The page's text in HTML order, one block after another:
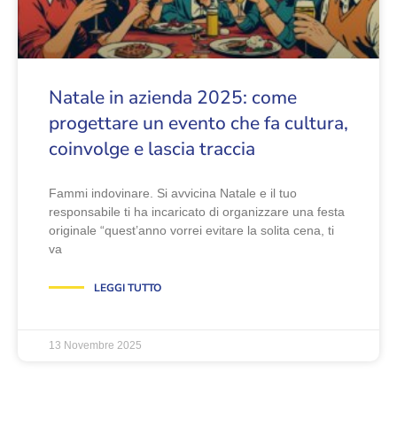
Natale in azienda 2025: come
progettare un evento che fa cultura,
coinvolge e lascia traccia
Fammi indovinare. Si avvicina Natale e il tuo
responsabile ti ha incaricato di organizzare una festa
originale “quest’anno vorrei evitare la solita cena, ti
va
LEGGI TUTTO
13 Novembre 2025